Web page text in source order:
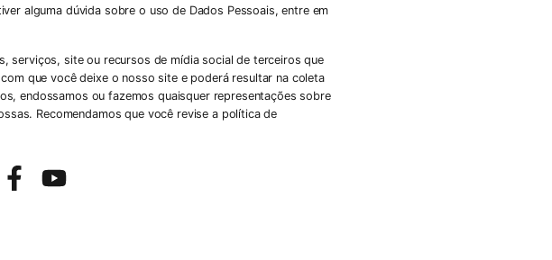
alguma dúvida sobre o uso de Dados Pessoais, entre em
serviços, site ou recursos de mídia social de terceiros que
que você deixe o nosso site e poderá resultar na coleta
endossamos ou fazemos quaisquer representações sobre
Recomendamos que você revise a política de
ter a competência para fazê-lo e declara ter obtido o
Política de Privacidade.